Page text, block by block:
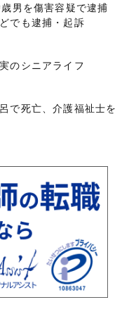
男を傷害容疑で逮捕
でも逮捕・起訴
のシニアライフ
で死亡、介護福祉士を